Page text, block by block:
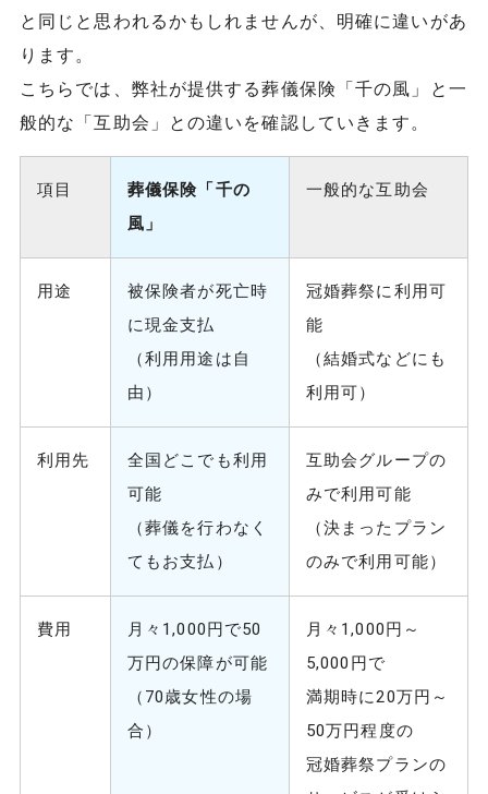
と同じと思われるかもしれませんが、明確に違いがあ
ります。
こちらでは、弊社が提供する葬儀保険「千の風」と一
般的な「互助会」との違いを確認していきます。
項目
葬儀保険「千の
風」
一般的な互助会
用途
被保険者が死亡時
に現金支払
（利用用途は自
由）
冠婚葬祭に利用可
能
（結婚式などにも
利用可）
利用先
全国どこでも利用
可能
（葬儀を行わなく
てもお支払）
互助会グループの
みで利用可能
（決まったプラン
のみで利用可能）
費用
月々1,000円で50
万円の保障が可能
（70歳女性の場
合）
月々1,000円～
5,000円で
満期時に20万円～
50万円程度の
冠婚葬祭プランの